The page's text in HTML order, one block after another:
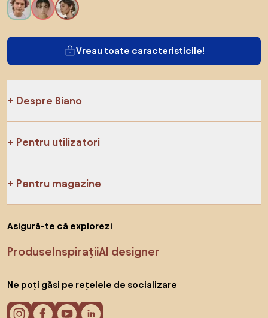
Vreau toate caracteristicile!
Despre Biano
Pentru utilizatori
Pentru magazine
Asigură-te că explorezi
ProduseInspirațiiAI designer
Ne poți găsi pe rețelele de socializare